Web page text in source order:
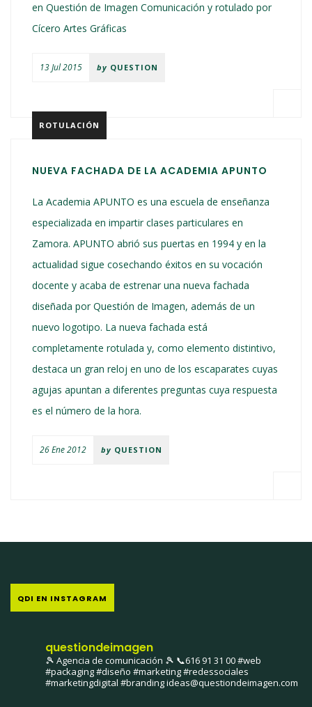
en Questión de Imagen Comunicación y rotulado por
Cícero Artes Gráficas
13 Jul 2015 by QUESTION
ROTULACIÓN
NUEVA FACHADA DE LA ACADEMIA APUNTO
La Academia APUNTO es una escuela de enseñanza
especializada en impartir clases particulares en
Zamora. APUNTO abrió sus puertas en 1994 y en la
actualidad sigue cosechando éxitos en su vocación
docente y acaba de estrenar una nueva fachada
diseñada por Questión de Imagen, además de un
nuevo logotipo. La nueva fachada está
completamente rotulada y, como elemento distintivo,
destaca un gran reloj en uno de los escaparates cuyas
agujas apuntan a diferentes preguntas cuya respuesta
es el número de la hora.
26 Ene 2012 by QUESTION
QDI EN INSTAGRAM
questiondeimagen
🎾 Agencia de comunicación 🎾 📞616 91 31 00#web
#packaging #diseño #marketing #redessociales
#marketingdigital #brandingideas@questiondeimagen.com